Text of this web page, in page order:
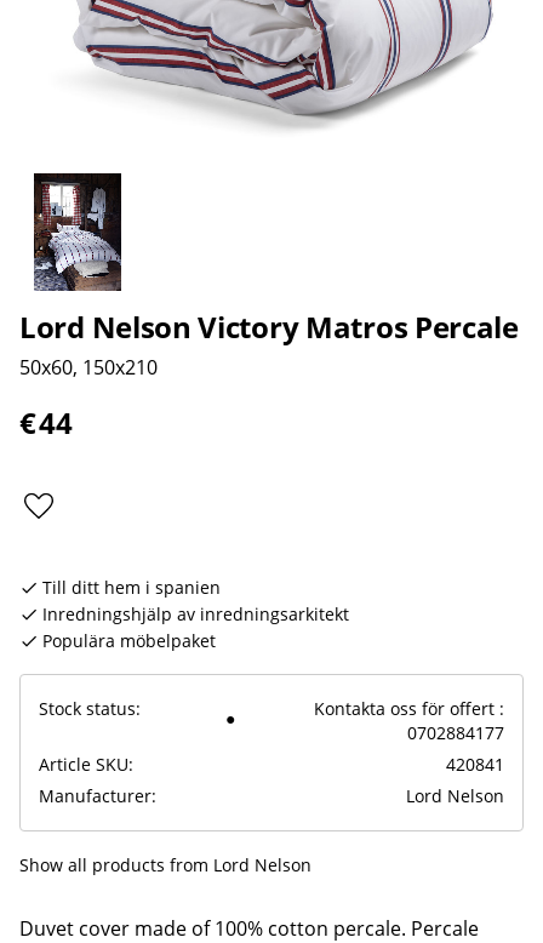
Lord Nelson Victory Matros Percale
50x60, 150x210
€44
Add to favorites
Till ditt hem i spanien
Inredningshjälp av inredningsarkitekt
Populära möbelpaket
Stock status
Kontakta oss för offert :
0702884177
Article SKU
420841
Manufacturer
Lord Nelson
Show all products from Lord Nelson
Duvet cover made of 100% cotton percale. Percale